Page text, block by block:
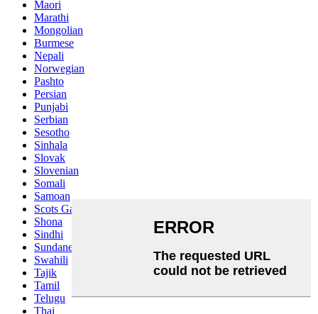
Maori
Marathi
Mongolian
Burmese
Nepali
Norwegian
Pashto
Persian
Punjabi
Serbian
Sesotho
Sinhala
Slovak
Slovenian
Somali
Samoan
Scots Gaelic
Shona
Sindhi
Sundanese
Swahili
Tajik
Tamil
Telugu
Thai